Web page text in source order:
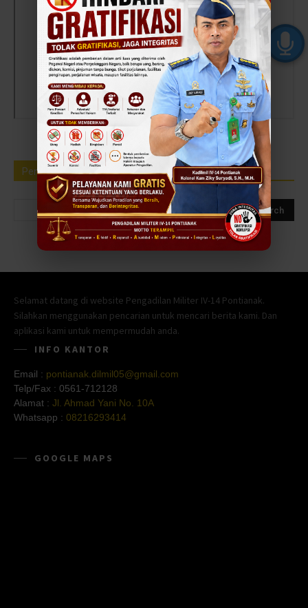
Pencarian
Selamat datang di website Pengadilan Militer IV-14 Pontianak.
Silahkan menggunakan pencarian untuk mencari berita kami. Dan
aplikasi kami untuk mempermudah anda.
INFO KANTOR
Email : pontianak.dilmil05@gmail.com
Telp/Fax : 0561-712128
Alamat : Jl. Ahmad Yani No. 10A
Whatsapp : 08216293414
GOOGLE MAPS